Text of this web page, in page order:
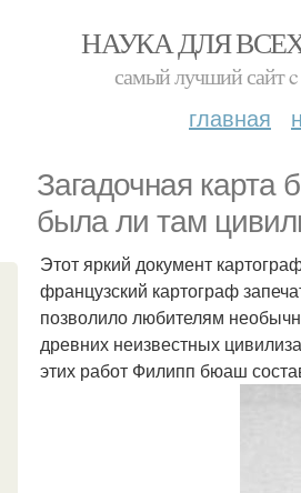
НАУКА ДЛЯ
самый лучший сайт
главная
Загадочная
была ли там
Этот яркий документ
французский картограф
позволило любителям
древних неизвестных
этих работ Филипп бюаш